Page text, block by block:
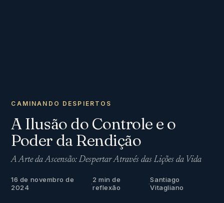
CAMINANDO DESPIERTOS
A Ilusão do Controle e o
Poder da Rendição
A Arte da Ascensão: Despertar Através das Lições da Vida
16 de novembro de
2024
·2 min de
reflexão
·Santiago
Vitagliano